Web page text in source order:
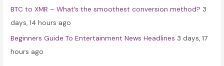
BTC to XMR – What’s the smoothest conversion method? 3
days, 14 hours ago
Beginners Guide To Entertainment News Headlines 3 days, 17
hours ago